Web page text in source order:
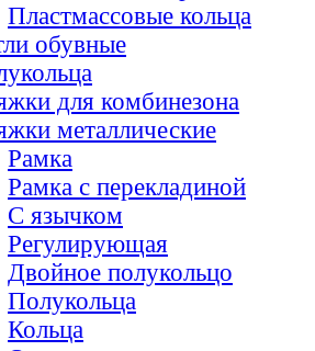
Пластмассовые кольца
обувные
для комбинезона
металлические
Рамка
Рамка с перекладиной
С язычком
Регулирующая
Двойное полукольцо
Полукольца
Кольца